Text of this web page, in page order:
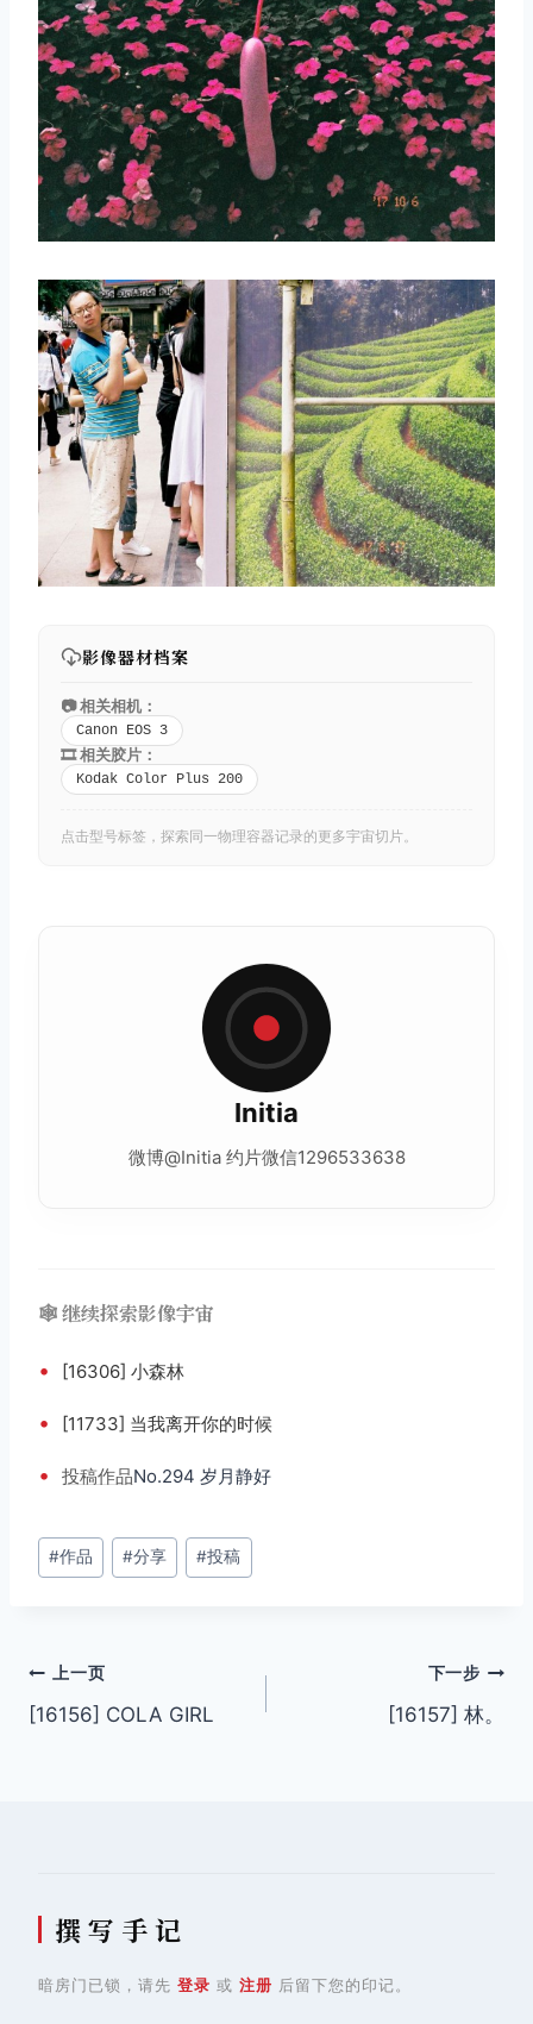
影像器材档案
📷 相关相机：
Canon EOS 3
🎞️ 相关胶片：
Kodak Color Plus 200
点击型号标签，探索同一物理容器记录的更多宇宙切片。
Initia
微博@Initia 约片微信1296533638
🕸️ 继续探索影像宇宙
• [16306] 小森林
• [11733] 当我离开你的时候
• 投稿作品No.294 岁月静好
文
章
#作品 #分享 #投稿
文
章
上一页
[16156] COLA GIRL
下一步
[16157] 林。
撰 写 手 记
暗房门已锁，请先 登录 或 注册 后留下您的印记。
取消 搜索